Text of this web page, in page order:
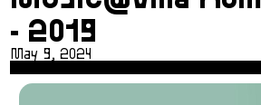
- 2019
May 9, 2024